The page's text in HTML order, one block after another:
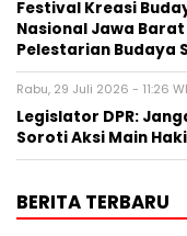
Festival Kreasi
Nasional Jawa
Pelestarian Budaya
Rabu, 29 Juli 2026 - 11:26
Legislator DPR:
Soroti Aksi Main
BERITA TERBARU